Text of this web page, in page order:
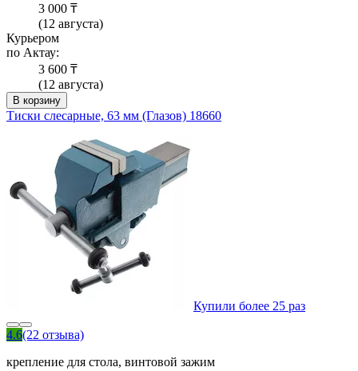
3 000 ₸
(12 августа)
Курьером
по Актау:
3 600 ₸
(12 августа)
В корзину
Тиски слесарные, 63 мм (Глазов) 18660
Купили более 25 раз
4.6(22 отзыва)
крепление для стола, винтовой зажим